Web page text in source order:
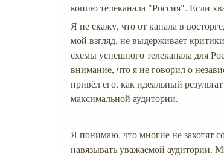
копию телеканала "Россия". Если
Я не скажу, что от канала в
мой взгляд, не выдерживает
схемы успешного телеканала для
внимание, что я не говорил о
привёл его, как идеальный
максимальной аудитории.
Я понимаю, что многие не захотят
навязывать уважаемой аудитории.